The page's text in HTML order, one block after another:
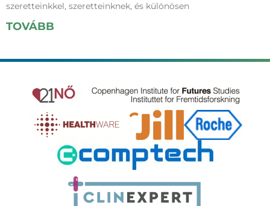
szeretteinkkel, szeretteinknek, és különösen
TOVÁBB